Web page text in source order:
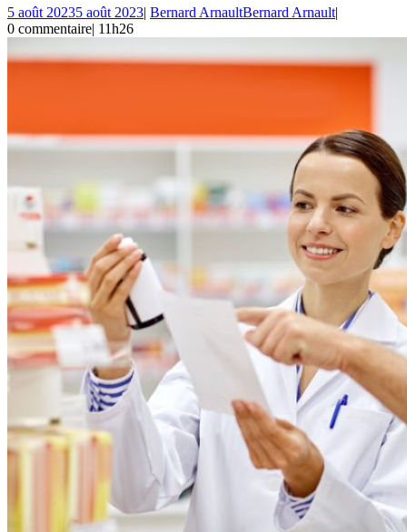
5 août 20235 août 2023| Bernard ArnaultBernard Arnault|
0 commentaire| 11h26